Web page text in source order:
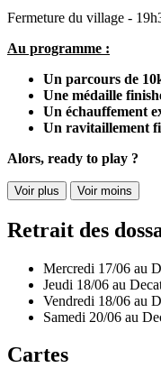
Fermeture du village -
Au programme :
Un parcours de
Une médaille
Un échauffement
Un ravitaillement
Alors, ready to play ?
Voir plus Voir moins
Retrait des
Mercredi 17/06 au
Jeudi 18/06 au
Vendredi 18/06 au
Samedi 20/06 au
Cartes